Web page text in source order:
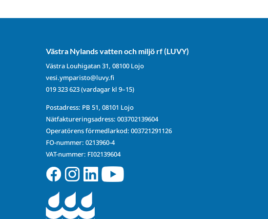
Västra Nylands vatten och miljö rf (LUVY)
Västra Louhigatan 31, 08100 Lojo
vesi.ymparisto@luvy.fi
019 323 623(vardagar kl 9–15)
Postadress: PB 51, 08101 Lojo
Nätfaktureringsadress: 003702139604
Operatörens förmedlarkod: 003721291126
FO-nummer: 0213960-4
VAT-nummer: FI02139604